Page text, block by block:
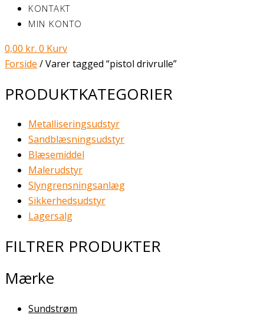
KONTAKT
MIN KONTO
0,00 kr. 0 Kurv
Forside / Varer tagged “pistol drivrulle”
PRODUKTKATEGORIER
Metalliseringsudstyr
Sandblæsningsudstyr
Blæsemiddel
Malerudstyr
Slyngrensningsanlæg
Sikkerhedsudstyr
Lagersalg
FILTRER PRODUKTER
Mærke
Sundstrøm